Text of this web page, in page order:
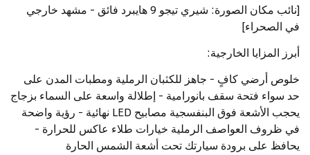
[نائب مكان الصورة: شيري تيجو 9 هايبرد فائق - مشهد خارجي
في الصحراء]
أبرز المزايا الخارجية:
خلوص أرضي كافٍ - جاهز للكثبان الرملية ومطبات المدن على
حد سواء فتحة سقف بانورامية - إطلالة واسعة على السماء بزجاج
يحجب الأشعة فوق البنفسجية مصابيح LED نهائية - رؤية واضحة
في ظروف العواصف الرملية خيارات طلاء عاكس للحرارة -
يحافظ على برودة سيارتك تحت أشعة الشمس الحارة